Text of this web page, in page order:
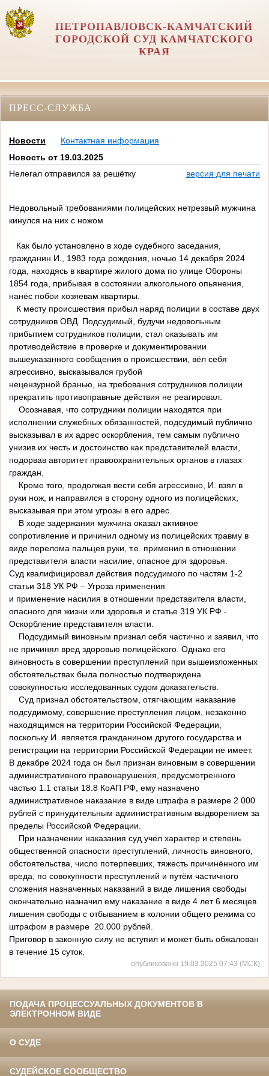
ПЕТРОПАВЛОВСК-КАМЧАТСКИЙ
ГОРОДСКОЙ СУД КАМЧАТСКОГО
КРАЯ
ПРЕСС-СЛУЖБА
Новости
Контактная информация
Новость от 19.03.2025
Нелегал отправился за решётку
версия для печати
Недовольный требованиями полицейских нетрезвый мужчина
кинулся на них с ножом
Как было установлено в ходе судебного заседания,
гражданин И., 1983 года рождения, ночью 14 декабря 2024
года, находясь в квартире жилого дома по улице Обороны
1854 года, прибывая в состоянии алкогольного опьянения,
нанёс побои хозяевам квартиры.
К месту происшествия прибыл наряд полиции в составе двух
сотрудников ОВД. Подсудимый, будучи недовольным
прибытием сотрудников полиции, стал оказывать им
противодействие в проверке и документировании
вышеуказанного сообщения о происшествии, вёл себя
агрессивно, высказывался грубой
нецензурной бранью, на требования сотрудников полиции
прекратить противоправные действия не реагировал.
Осознавая, что сотрудники полиции находятся при
исполнении служебных обязанностей, подсудимый публично
высказывал в их адрес оскорбления, тем самым публично
унизив их честь и достоинство как представителей власти,
подорвав авторитет правоохранительных органов в глазах
граждан.
Кроме того, продолжая вести себя агрессивно, И. взял в
руки нож, и направился в сторону одного из полицейских,
высказывая при этом угрозы в его адрес.
В ходе задержания мужчина оказал активное
сопротивление и причинил одному из полицейских травму в
виде перелома пальцев руки, т.е. применил в отношении
представителя власти насилие, опасное для здоровья.
Суд квалифицировал действия подсудимого по частям 1-2
статьи 318 УК РФ – Угроза применения
и применение насилия в отношении представителя власти,
опасного для жизни или здоровья и статье 319 УК РФ -
Оскорбление представителя власти.
Подсудимый виновным признал себя частично и заявил, что
не причинял вред здоровью полицейского. Однако его
виновность в совершении преступлений при вышеизложенных
обстоятельствах была полностью подтверждена
совокупностью исследованных судом доказательств.
Суд признал обстоятельством, отягчающим наказание
подсудимому, совершение преступления лицом, незаконно
находящимся на территории Российской Федерации,
поскольку И. является гражданином другого государства и
регистрации на территории Российской Федерации не имеет.
В декабре 2024 года он был признан виновным в совершении
административного правонарушения, предусмотренного
частью 1.1 статьи 18.8 КоАП РФ, ему назначено
административное наказание в виде штрафа в размере 2 000
рублей с принудительным административным выдворением за
пределы Российской Федерации.
При назначении наказания суд учёл характер и степень
общественной опасности преступлений, личность виновного,
обстоятельства, число потерпевших, тяжесть причинённого им
вреда, по совокупности преступлений и путём частичного
сложения назначенных наказаний в виде лишения свободы
окончательно назначил ему наказание в виде 4 лет 6 месяцев
лишения свободы с отбыванием в колонии общего режима со
штрафом в размере 20.000 рублей.
Приговор в законную силу не вступил и может быть обжалован
в течение 15 суток.
опубликовано 19.03.2025 07:43 (МСК)
ПОДАЧА ПРОЦЕССУАЛЬНЫХ ДОКУМЕНТОВ В
ЭЛЕКТРОННОМ ВИДЕ
О СУДЕ
СУДЕЙСКОЕ СООБЩЕСТВО